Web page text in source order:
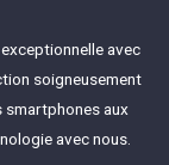
avec
soigneusement
smartphones aux
avec nous.